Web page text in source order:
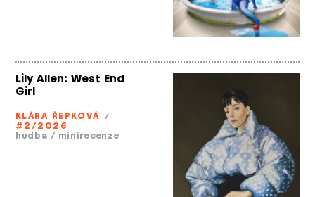
Lily Allen: West End
Girl
KLÁRA ŘEPKOVÁ /
#2/2026
hudba / minirecenze